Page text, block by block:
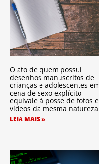
O ato de quem possui
desenhos manuscritos de
crianças e adolescentes em
cena de sexo explícito
equivale à posse de fotos e
vídeos da mesma natureza
LEIA MAIS »